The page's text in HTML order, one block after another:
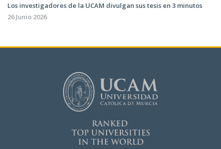
Los investigadores de la UCAM divulgan sus tesis en 3 minutos
26 Junio 2026